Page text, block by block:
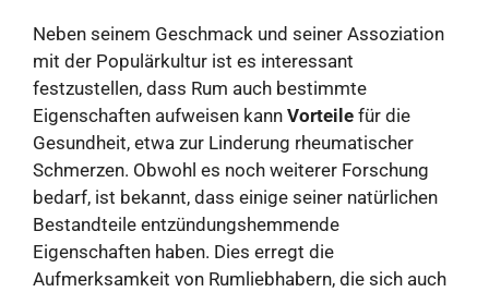
Neben seinem Geschmack und seiner Assoziation
mit der Populärkultur ist es interessant
festzustellen, dass Rum auch bestimmte
Eigenschaften aufweisen kann Vorteile für die
Gesundheit, etwa zur Linderung rheumatischer
Schmerzen. Obwohl es noch weiterer Forschung
bedarf, ist bekannt, dass einige seiner natürlichen
Bestandteile entzündungshemmende
Eigenschaften haben. Dies erregt die
Aufmerksamkeit von Rumliebhabern, die sich auch